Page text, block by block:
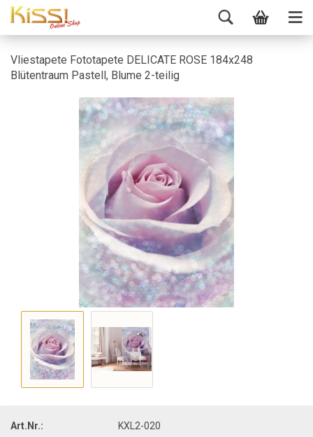
Vliestapete Fototapete DELICATE ROSE 184x248
Blütentraum Pastell, Blume 2-teilig
Art.Nr.:
KXL2-020